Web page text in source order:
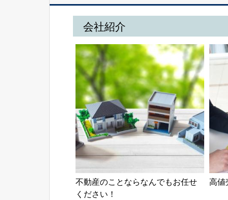
会社紹介
不動産のことならなんでもお任せ
ください！
高値